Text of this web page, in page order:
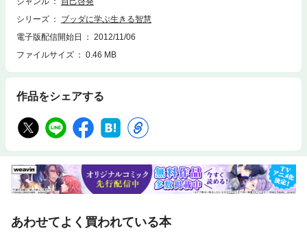
シリーズ
ブッダに学ぶ生きる智慧
電子版配信開始日
2012/11/06
ファイルサイズ
0.46 MB
作品をシェアする
あわせてよく買われている本